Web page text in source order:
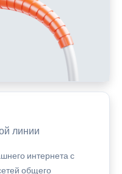
линии
интернета с
общего